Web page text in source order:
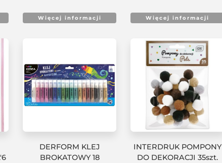
Więcej informacji Więcej informacji
DERFORM KLEJ
BROKATOWY 18
INTERDRUK POMPONY
DO DEKORACJI 35szt.